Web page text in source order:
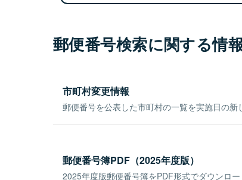
郵便番号検索に関する情
市町村変更情報
郵便番号を公表した市町村の一覧を実施日の新
郵便番号簿PDF（2025年度版）
2025年度版郵便番号簿をPDF形式でダウンロー